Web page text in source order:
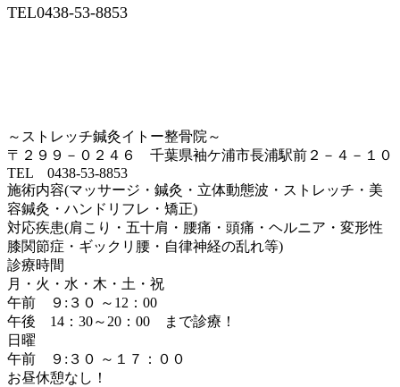
TEL0438-53-8853
～ストレッチ鍼灸イトー整骨院～
〒２９９－０２４６ 千葉県袖ケ浦市長浦駅前２－４－１０
TEL 0438-53-8853
施術内容(マッサージ・鍼灸・立体動態波・ストレッチ・美
容鍼灸・ハンドリフレ・矯正)
対応疾患(肩こり・五十肩・腰痛・頭痛・ヘルニア・変形性
膝関節症・ギックリ腰・自律神経の乱れ等)
診療時間
月・火・水・木・土・祝
午前 ９:３０ ～12：00
午後 14：30～20：00 まで診療！
日曜
午前 ９:３０ ～１７：００
お昼休憩なし！